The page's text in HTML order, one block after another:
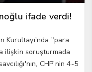
ifade verdi!
Kurultayı'nda "para
ilişkin soruşturmada
CHP'nin 4-5